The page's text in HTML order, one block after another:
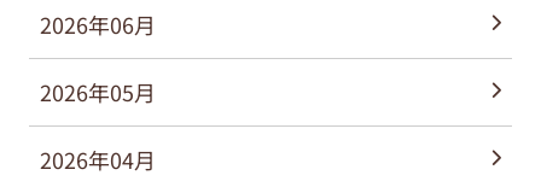
2026年06月
2026年05月
2026年04月